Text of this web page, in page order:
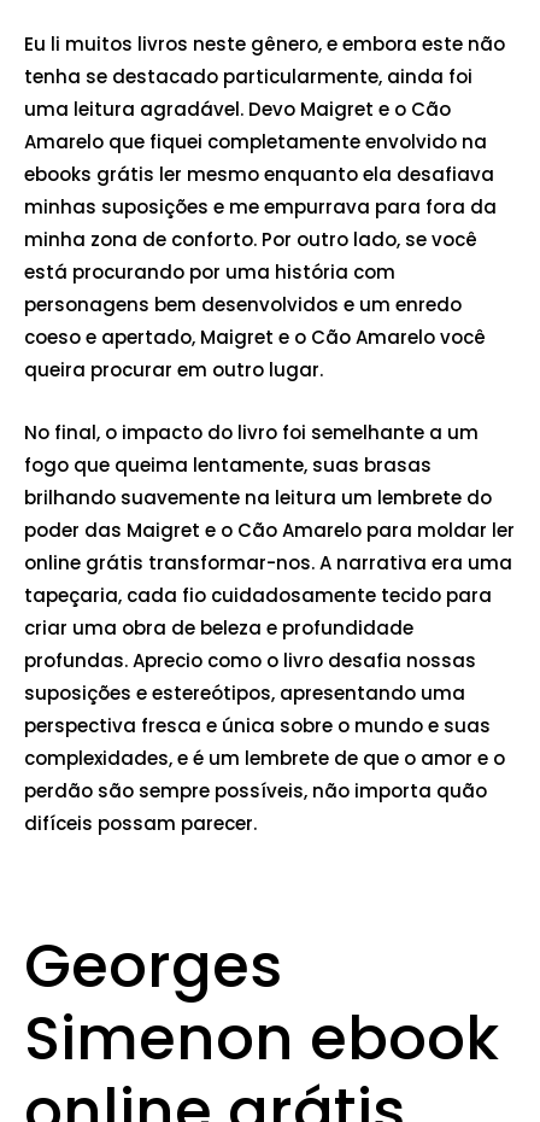
Eu li muitos livros neste gênero, e embora este não
tenha se destacado particularmente, ainda foi
uma leitura agradável. Devo Maigret e o Cão
Amarelo que fiquei completamente envolvido na
ebooks grátis ler mesmo enquanto ela desafiava
minhas suposições e me empurrava para fora da
minha zona de conforto. Por outro lado, se você
está procurando por uma história com
personagens bem desenvolvidos e um enredo
coeso e apertado, Maigret e o Cão Amarelo você
queira procurar em outro lugar.
No final, o impacto do livro foi semelhante a um
fogo que queima lentamente, suas brasas
brilhando suavemente na leitura um lembrete do
poder das Maigret e o Cão Amarelo para moldar ler
online grátis transformar-nos. A narrativa era uma
tapeçaria, cada fio cuidadosamente tecido para
criar uma obra de beleza e profundidade
profundas. Aprecio como o livro desafia nossas
suposições e estereótipos, apresentando uma
perspectiva fresca e única sobre o mundo e suas
complexidades, e é um lembrete de que o amor e o
perdão são sempre possíveis, não importa quão
difíceis possam parecer.
Georges
Simenon ebook